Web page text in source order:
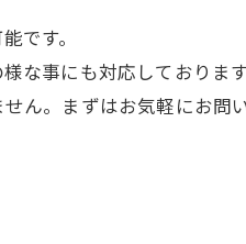
です。
な事にも対応しております
ん。まずはお気軽にお問